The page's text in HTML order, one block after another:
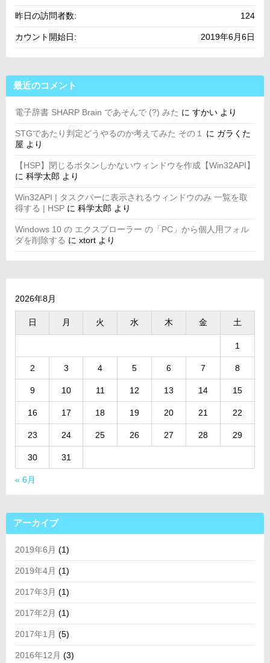
124
昨日の訪問者数:
2019年6月6日
カウント開始日:
最近のコメント
電子辞書 SHARP Brain であそんで (?) みた に すかい より
STGであたり判定どうやるのか考えてみた その１ に ガラくた
屋 より
【HSP】閉じるボタンしかないウィンドウを作成【Win32API】
に 科学太郎 より
Win32API | タスクバーに表示されるウィンドウのみ 一覧を取
得する | HSP に 科学太郎 より
Windows 10 の エクスプローラー の「PC」から個人用フォル
ダを削除する に xtort より
2026年8月
日 月 火 水 木 金 土
1
2 3 4 5 6 7 8
9 10 11 12 13 14 15
16 17 18 19 20 21 22
23 24 25 26 27 28 29
30 31
« 6月
アーカイブ
2019年6月 (1)
2019年4月 (1)
2017年3月 (1)
2017年2月 (1)
2017年1月 (5)
2016年12月 (3)